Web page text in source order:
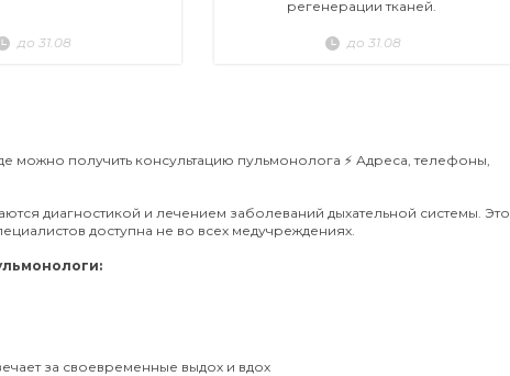
до 31.08
регенерации тканей.
до 31.08
можно получить консультацию пульмонолога ⚡️ Адреса, телефоны,
диагностикой и лечением заболеваний дыхательной системы. Это
доступна не во всех медучреждениях.
за своевременные выдох и вдох